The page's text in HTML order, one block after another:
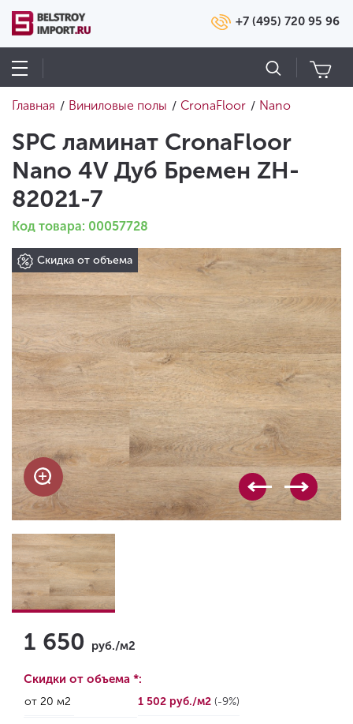
+7 (495) 720 95 96
Главная / Виниловые полы / CronaFloor / Nano
SPC ламинат CronaFloor
Nano 4V Дуб Бремен ZH-
82021-7
Код товара: 00057728
Скидка от объема
1 650 руб./м2
Скидки от объема *:
от 20 м2 1 502 руб./м2 (-9%)